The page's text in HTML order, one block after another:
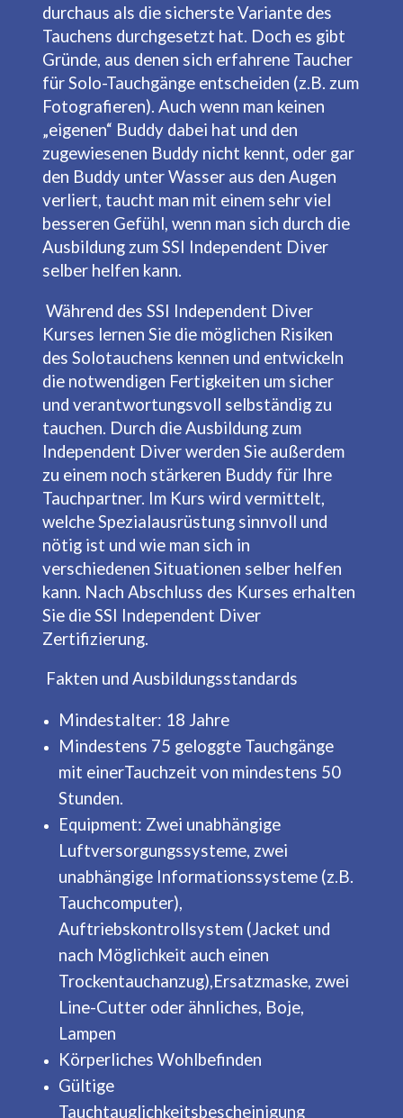
durchaus als die sicherste Variante des
Tauchens durchgesetzt hat. Doch es gibt
Gründe, aus denen sich erfahrene Taucher
für Solo-Tauchgänge entscheiden (z.B. zum
Fotografieren). Auch wenn man keinen
„eigenen“ Buddy dabei hat und den
zugewiesenen Buddy nicht kennt, oder gar
den Buddy unter Wasser aus den Augen
verliert, taucht man mit einem sehr viel
besseren Gefühl, wenn man sich durch die
Ausbildung zum SSI Independent Diver
selber helfen kann.
Während des SSI Independent Diver
Kurses lernen Sie die möglichen Risiken
des Solotauchens kennen und entwickeln
die notwendigen Fertigkeiten um sicher
und verantwortungsvoll selbständig zu
tauchen. Durch die Ausbildung zum
Independent Diver werden Sie außerdem
zu einem noch stärkeren Buddy für Ihre
Tauchpartner. Im Kurs wird vermittelt,
welche Spezialausrüstung sinnvoll und
nötig ist und wie man sich in
verschiedenen Situationen selber helfen
kann. Nach Abschluss des Kurses erhalten
Sie die SSI Independent Diver
Zertifizierung.
Fakten und Ausbildungsstandards
Mindestalter: 18 Jahre
Mindestens 75 geloggte Tauchgänge
mit einerTauchzeit von mindestens 50
Stunden.
Equipment: Zwei unabhängige
Luftversorgungssysteme, zwei
unabhängige Informationssysteme (z.B.
Tauchcomputer),
Auftriebskontrollsystem (Jacket und
nach Möglichkeit auch einen
Trockentauchanzug),Ersatzmaske, zwei
Line-Cutter oder ähnliches, Boje,
Lampen
Körperliches Wohlbefinden
Gültige
Tauchtauglichkeitsbescheinigung